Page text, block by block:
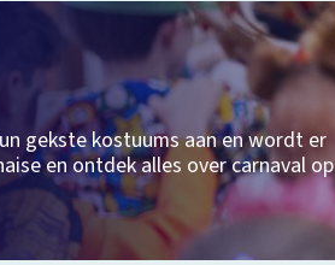
gekste kostuums aan en wordt er
en ontdek alles over carnaval op